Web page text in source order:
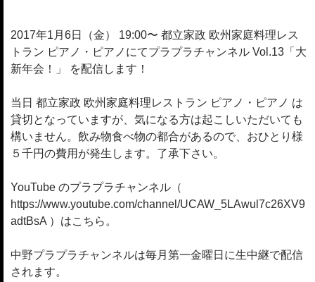
ニ
ー
キ
ッ
プ
2017年1月6日（金） 19:00〜 都立家政 欧州家庭料理レス
トラン ピアノ・ピアノにてプラプラチャンネル Vol.13「大
新年会！」 を配信します！
当日 都立家政 欧州家庭料理レストラン ピアノ・ピアノ は
貸切となっていますが、気になる方は起こしいただいても
構いません。飲み物食べ物の都合があるので、おひとり様
５千円の費用が発生します。了承下さい。
YouTube のプラプラチャンネル（
https://www.youtube.com/channel/UCAW_5LAwul7c26XV9
adtBsA ）はこちら。
中野プラプラチャンネルは毎月第一金曜日に生中継で配信
されます。